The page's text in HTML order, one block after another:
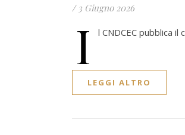
/ 3 Giugno 2026
I l CNDCEC pubblica
LEGGI ALTRO